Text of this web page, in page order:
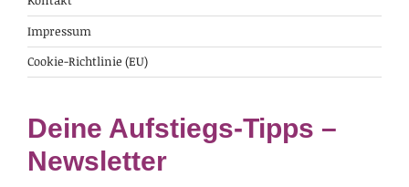
Impressum
Cookie-Richtlinie (EU)
Deine Aufstiegs-Tipps –
Newsletter